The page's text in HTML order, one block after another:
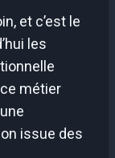
et c’est le
les
métier
issue des